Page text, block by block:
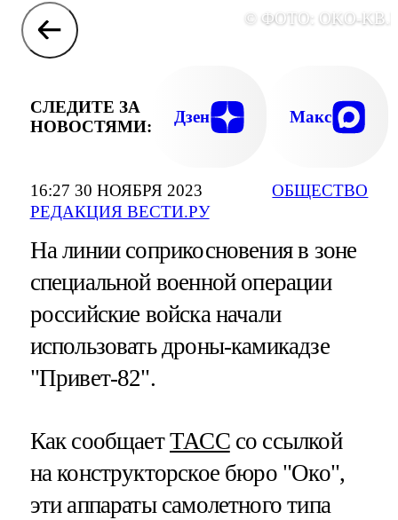
16:27 30 НОЯБРЯ 2023
РЕДАКЦИЯ ВЕСТИ.РУ
ОБЩЕСТВО
© ФОТО: OKO-
СЛЕДИТЕ ЗА
НОВОСТЯМИ:
Дзен Макс
На линии соприкосновения в зоне
специальной военной операции
российские войска начали
использовать дроны-камикадзе
"Привет-82".
Как сообщаетТАССсо ссылкой
на конструкторское бюро "Око",
эти аппараты самолетного типа